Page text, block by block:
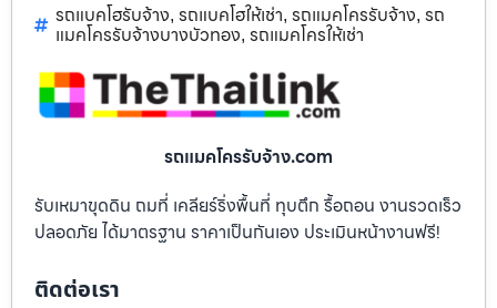
รถแบคโฮรับจ้าง, รถแบคโฮให้เช่า, รถแมคโครรับจ้าง, รถ
แมคโครรับจ้างบางบัวทอง, รถแมคโครให้เช่า
รถแมคโครรับจ้าง.com
รับเหมาขุดดิน ถมที่ เคลียร์ริ่งพื้นที่ ทุบตึก รื้อถอน งานรวดเร็ว
ปลอดภัย ได้มาตรฐาน ราคาเป็นกันเอง ประเมินหน้างานฟรี!
ติดต่อเรา